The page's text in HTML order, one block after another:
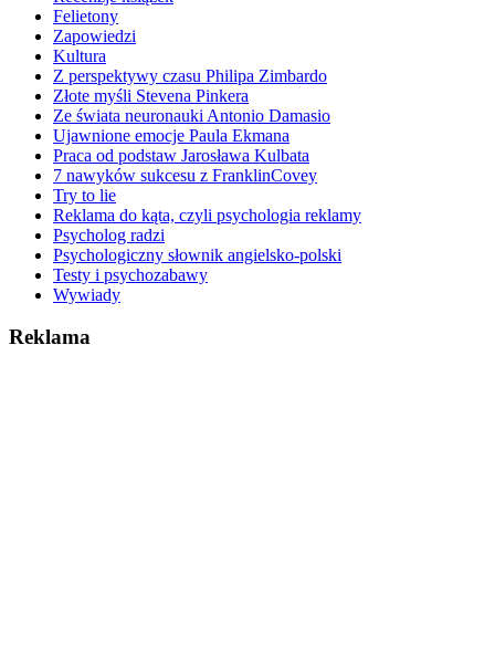
Felietony
Zapowiedzi
Kultura
Z perspektywy czasu Philipa Zimbardo
Złote myśli Stevena Pinkera
Ze świata neuronauki Antonio Damasio
Ujawnione emocje Paula Ekmana
Praca od podstaw Jarosława Kulbata
7 nawyków sukcesu z FranklinCovey
Try to lie
Reklama do kąta, czyli psychologia reklamy
Psycholog radzi
Psychologiczny słownik angielsko-polski
Testy i psychozabawy
Wywiady
Reklama